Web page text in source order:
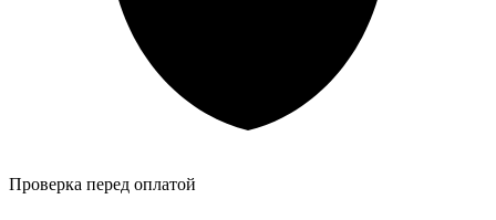
Проверка перед оплатой